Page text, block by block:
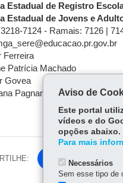
Estadual de Registro
Estadual de Jovens e
7124 - Ramais: 7126 |
Ferreira
Patrícia Machado
Govea
Pagnan Lopes Silva
Fa
ce
Aviso de
Este portal
vídeos e do
opções abaixo.
Para mais
Necessários
Sem esse tipo de